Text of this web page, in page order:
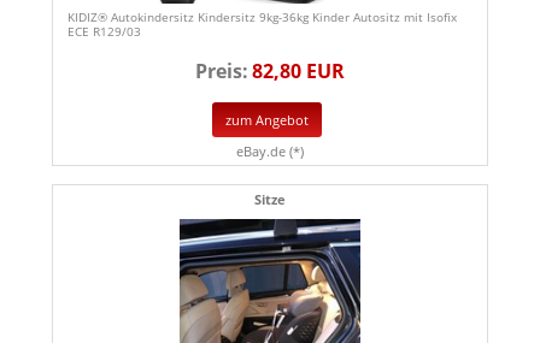
KIDIZ® Autokindersitz Kindersitz 9kg-36kg Kinder Autositz mit Isofix
ECE R129/03
Preis:82,80 EUR
zum Angebot
eBay.de (*)
Sitze